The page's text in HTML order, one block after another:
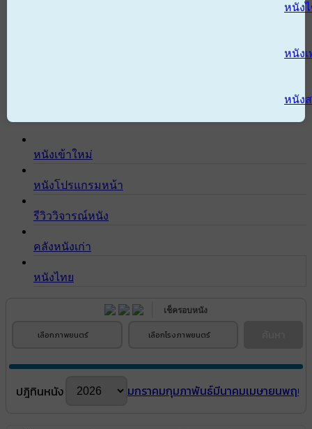
หนัง
หนังเ
หนัง
หนังเข้าใหม่
หนังโปรแกรมหน้า
รีวิววิจารณ์หนัง
คลังหนังเก่า
หนังไทย
เช็ครอบหนัง
เลือกภาพยนตร์ เลือกโรงภาพยนตร์
ปฎิทินหนัง มกราคมกุมภาพันธ์มีนาคมเมษายนพฤษ